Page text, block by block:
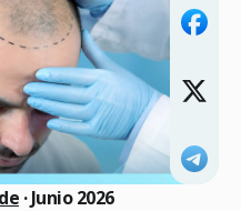
· Junio 2026